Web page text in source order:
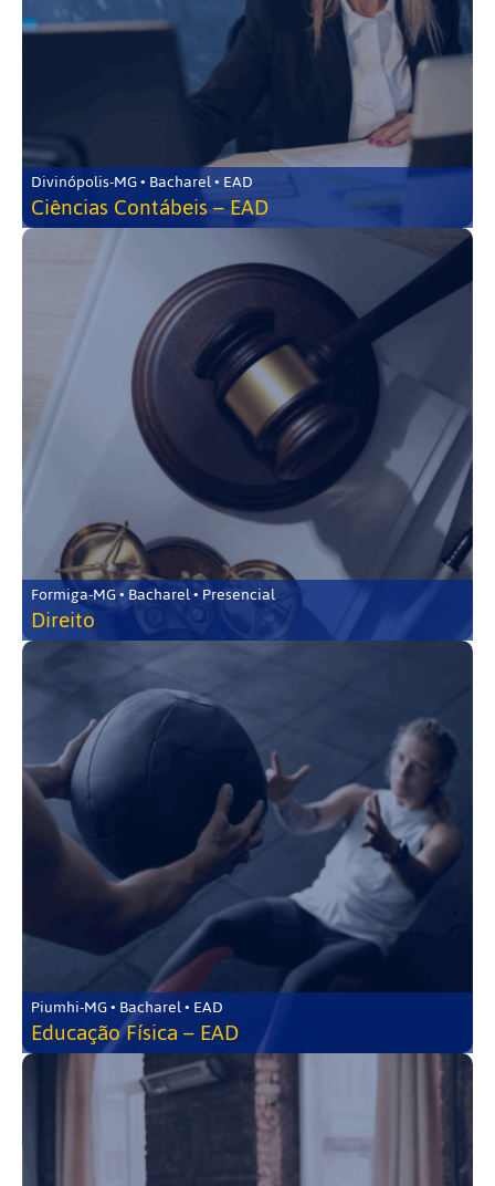
Divinópolis-MG • Bacharel • EAD
Ciências Contábeis – EAD
Formiga-MG • Bacharel • Presencial
Direito
Piumhi-MG • Bacharel • EAD
Educação Física – EAD